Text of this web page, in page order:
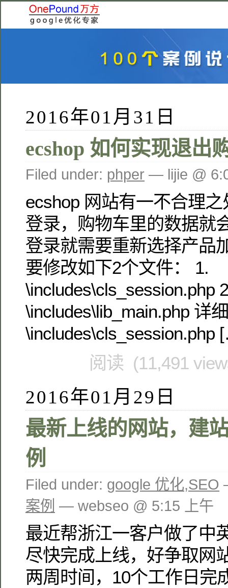
2016年01月31日
ecshop 如何实现退出
Filed under: phper — lijie @
ecshop 网站有一不合理
登录，购物车里的数据就
登录就需要重新选择产品
要修改如下2个文件： 1.
\includes\cls_session.php
\includes\lib_main.php 详
\includes\cls_session.php
阅读 (11,491
2016年01月29日
最新上线的网站，建
例
Filed under: google 优化,SEO
案例 — webseo @ 5:15 上午
最近帮浙江一客户做了中
尽快完成上线，好争取网
两周时间，10个工作日完